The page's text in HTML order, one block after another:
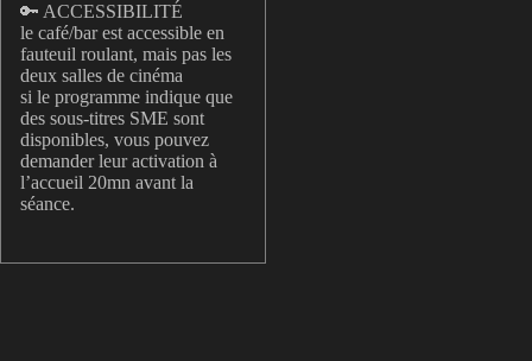
🔑 ACCESSIBILITÉ
le café/bar est accessible en
fauteuil roulant, mais pas les
deux salles de cinéma
si le programme indique que
des sous-titres SME sont
disponibles, vous pouvez
demander leur activation à
l’accueil 20mn avant la
séance.